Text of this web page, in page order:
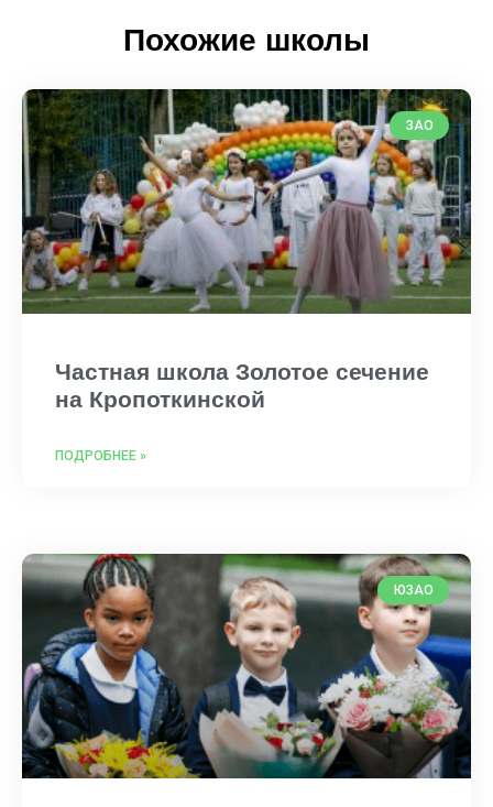
Похожие школы
ЗАО
Частная школа Золотое сечение
на Кропоткинской
ПОДРОБНЕЕ »
ЮЗАО